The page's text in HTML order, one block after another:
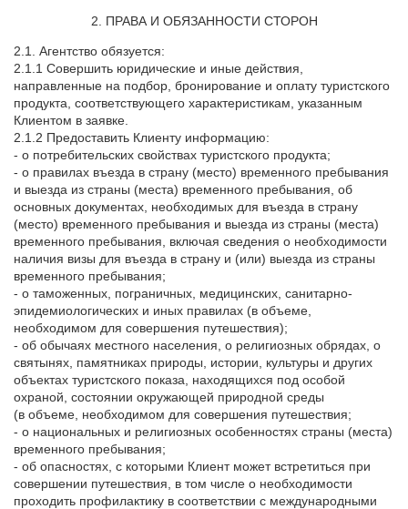
2. ПРАВА И ОБЯЗАННОСТИ СТОРОН
2.1. Агентство обязуется:
2.1.1 Совершить юридические и иные действия,
направленные на подбор, бронирование и оплату туристского
продукта, соответствующего характеристикам, указанным
Клиентом в заявке.
2.1.2 Предоставить Клиенту информацию:
- о потребительских свойствах туристского продукта;
- о правилах въезда в страну (место) временного пребывания
и выезда из страны (места) временного пребывания, об
основных документах, необходимых для въезда в страну
(место) временного пребывания и выезда из страны (места)
временного пребывания, включая сведения о необходимости
наличия визы для въезда в страну и (или) выезда из страны
временного пребывания;
- о таможенных, пограничных, медицинских, санитарно-
эпидемиологических и иных правилах (в объеме,
необходимом для совершения путешествия);
- об обычаях местного населения, о религиозных обрядах, о
святынях, памятниках природы, истории, культуры и других
объектах туристского показа, находящихся под особой
охраной, состоянии окружающей природной среды
(в объеме, необходимом для совершения путешествия;
- о национальных и религиозных особенностях страны (места)
временного пребывания;
- об опасностях, с которыми Клиент может встретиться при
совершении путешествия, в том числе о необходимости
проходить профилактику в соответствии с международными